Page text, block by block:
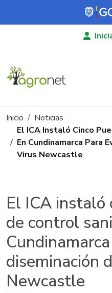
Pasar al contenido principal
Ruta de navegación
Inicio
Noticias
El ICA Instaló Cinco
En Cundinamarca Para
Virus Newcastle
El ICA instaló
de control
diseminación
Newcastle